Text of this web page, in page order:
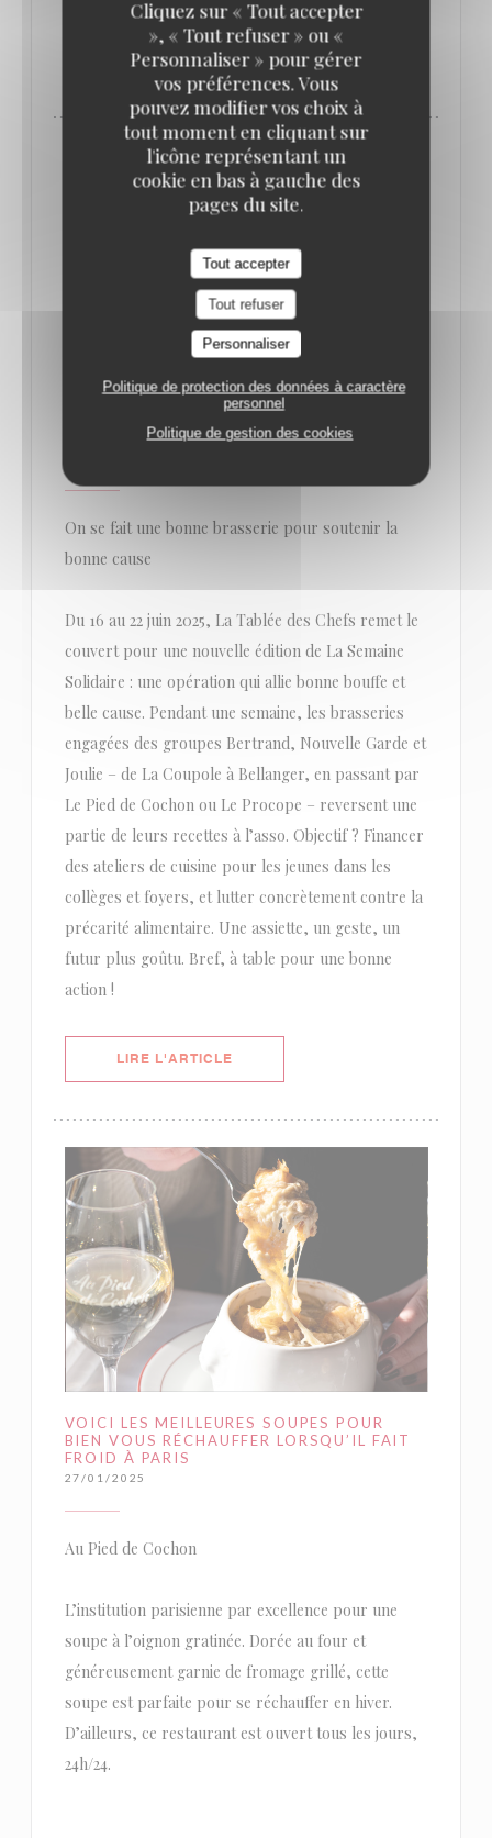
Cliquez sur « Tout accepter
», « Tout refuser » ou «
Personnaliser » pour gérer
vos préférences. Vous
pouvez modifier vos choix à
tout moment en cliquant sur
l'icône représentant un
cookie en bas à gauche des
pages du site.
Tout accepter
Tout refuser
Personnaliser
Politique de protection des données à caractère
personnel
Politique de gestion des cookies
LIRE L'ARTICLE((OUVRE UNE NOUVELLE
22 JUIN) // LE BONBON
On se fait une bonne brasserie pour soutenir la
bonne cause
Du 16 au 22 juin 2025, La Tablée des Chefs remet le
couvert pour une nouvelle édition de La Semaine
Solidaire : une opération qui allie bonne bouffe et
belle cause. Pendant une semaine, les brasseries
engagées des groupes Bertrand, Nouvelle Garde et
Joulie – de La Coupole à Bellanger, en passant par
Le Pied de Cochon ou Le Procope – reversent une
partie de leurs recettes à l’asso. Objectif ? Financer
des ateliers de cuisine pour les jeunes dans les
collèges et foyers, et lutter concrètement contre la
précarité alimentaire. Une assiette, un geste, un
futur plus goûtu. Bref, à table pour une bonne
action !
LIRE L'ARTICLE((OUVRE UNE NOUVELLE
VOICI LES MEILLEURES SOUPES POUR
BIEN VOUS RÉCHAUFFER LORSQU’IL FAIT
FROID À PARIS
27/01/2025
Au Pied de Cochon
L’institution parisienne par excellence pour une
soupe à l’oignon gratinée. Dorée au four et
généreusement garnie de fromage grillé, cette
soupe est parfaite pour se réchauffer en hiver.
D’ailleurs, ce restaurant est ouvert tous les jours,
24h/24.